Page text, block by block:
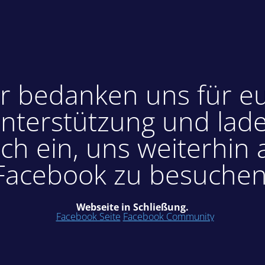
bedanken uns für
und
ein, uns weiterhin
zu
Webseite in Schließung.
Facebook Seite Facebook Community